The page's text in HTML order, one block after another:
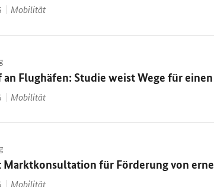
Mobilität
an Flughäfen: Studie weist Wege für
Mobilität
Marktkonsultation für Förderung von
Mobilität